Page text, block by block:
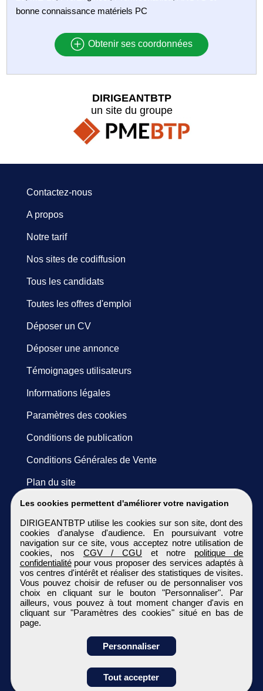
Obtenir ses
coordonnées
bonne connaissance matériels PC
Obtenir ses coordonnées
Les cookies permettent d'améliorer votre navigation
DIRIGEANTBTP utilise les cookies sur son site, dont des
cookies d'analyse d'audience. En poursuivant votre
navigation sur ce site, vous acceptez notre utilisation de
cookies, nos CGV / CGU et notre politique de
confidentialitépour vous proposer des services adaptés à
vos centres d'intérêt et réaliser des statistiques de visites.
Vous pouvez choisir de refuser ou de personnaliser vos
choix en cliquant sur le bouton "Personnaliser". Par
ailleurs, vous pouvez à tout moment changer d'avis en
cliquant sur "Paramètres des cookies" situé en bas de
page.
Personnaliser
Tout accepter
DIRIGEANTBTP
un site du groupe
Contactez-nous
A propos
Notre tarif
Nos sites de codiffusion
Tous les candidats
Toutes les offres d'emploi
Déposer un CV
Déposer une annonce
Témoignages utilisateurs
Informations légales
Paramètres des cookies
Conditions de publication
Conditions Générales de Vente
Plan du site
DIRIGEANTBTP